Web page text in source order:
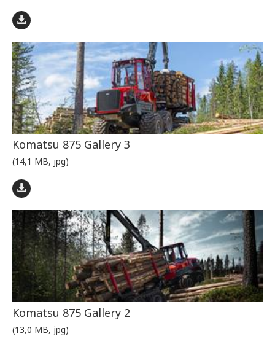
Komatsu 875 Gallery 3
(14,1 MB, jpg)
Komatsu 875 Gallery 2
(13,0 MB, jpg)